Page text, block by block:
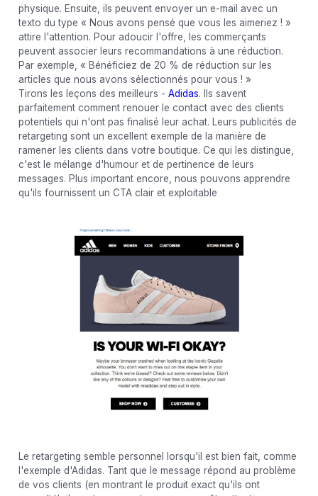
physique. Ensuite, ils peuvent envoyer un e-mail avec un
texto du type « Nous avons pensé que vous les aimeriez ! »
attire l'attention. Pour adoucir l'offre, les commerçants
peuvent associer leurs recommandations à une réduction.
Par exemple, « Bénéficiez de 20 % de réduction sur les
articles que nous avons sélectionnés pour vous ! »
Tirons les leçons des meilleurs - Adidas. Ils savent
parfaitement comment renouer le contact avec des clients
potentiels qui n'ont pas finalisé leur achat. Leurs publicités de
retargeting sont un excellent exemple de la manière de
ramener les clients dans votre boutique. Ce qui les distingue,
c'est le mélange d'humour et de pertinence de leurs
messages. Plus important encore, nous pouvons apprendre
qu'ils fournissent un CTA clair et exploitable
Le retargeting semble personnel lorsqu'il est bien fait, comme
l'exemple d'Adidas. Tant que le message répond au problème
de vos clients (en montrant le produit exact qu'ils ont